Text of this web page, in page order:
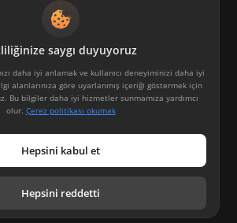
saygı duyuyoruz
daha iyi anlamak ve kullanıcı deneyiminizi daha iyi
alanlarınıza göre uyarlanmış içeriği göstermek için
Bu bilgiler daha iyi hizmetler sunmamıza yardımcı
olur. Çerez politikası okumak
Hepsini kabul et
Hepsini reddetti